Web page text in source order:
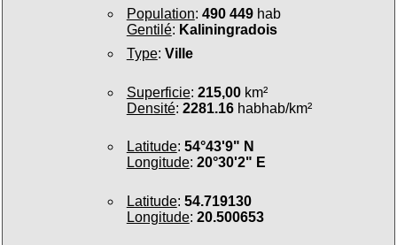
Population: 490 449hab
Gentilé: Kaliningradois
Type: Ville
Superficie: 215,00km²
Densité: 2281.16habhab/km²
Latitude: 54°43'9" N
Longitude: 20°30'2" E
Latitude: 54.719130
Longitude: 20.500653